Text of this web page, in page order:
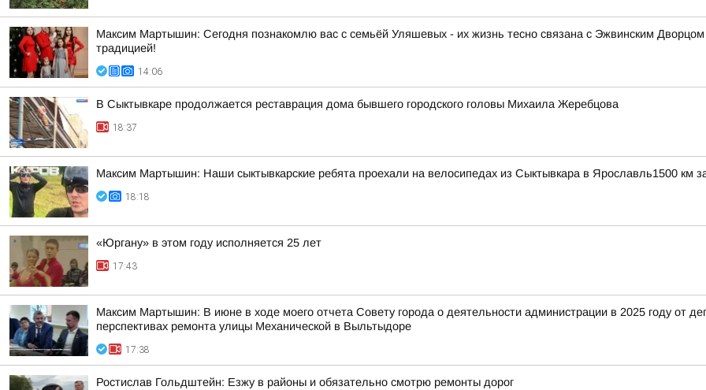
Максим Мартышин: Сегодня познакомлю вас с семьёй Уляшевых - их жизнь тесно связана с Эжвинским
традицией!
14:06
В Сыктывкаре продолжается реставрация дома бывшего городского головы Михаила Жеребцова
18:37
Максим Мартышин: Наши сыктывкарские ребята проехали на велосипедах из Сыктывкара в Ярославль1500 км
18:18
«Юргану» в этом году исполняется 25 лет
17:43
Максим Мартышин: В июне в ходе моего отчета Совету города о деятельности администрации в 2025 году от
перспективах ремонта улицы Механической в Выльтыдоре
17:38
Ростислав Гольдштейн: Езжу в районы и обязательно смотрю ремонты дорог